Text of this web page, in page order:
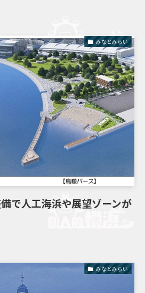
みなとみらい
で人工海浜や展望ゾーンが
みなとみらい